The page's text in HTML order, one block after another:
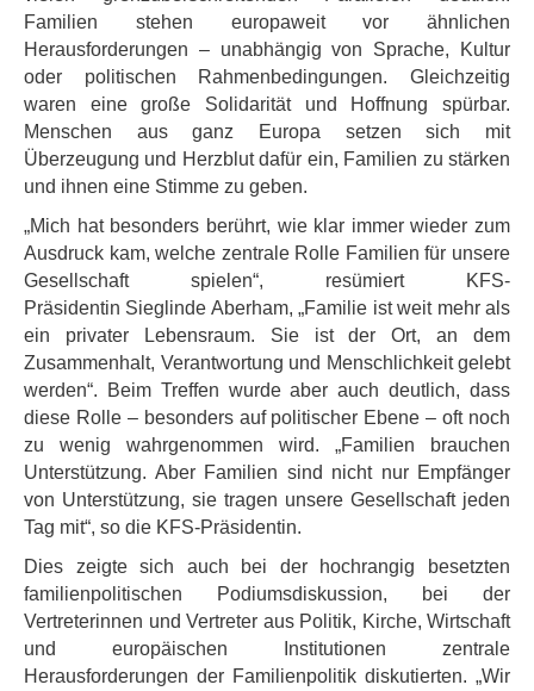
Familien stehen europaweit vor ähnlichen
Herausforderungen – unabhängig von Sprache, Kultur
oder politischen Rahmenbedingungen. Gleichzeitig
waren eine große Solidarität und Hoffnung spürbar.
Menschen aus ganz Europa setzen sich mit
Überzeugung und Herzblut dafür ein, Familien zu stärken
und ihnen eine Stimme zu geben.
„Mich hat besonders berührt, wie klar immer wieder zum
Ausdruck kam, welche zentrale Rolle Familien für unsere
Gesellschaft spielen“, resümiert KFS-
Präsidentin Sieglinde Aberham, „Familie ist weit mehr als
ein privater Lebensraum. Sie ist der Ort, an dem
Zusammenhalt, Verantwortung und Menschlichkeit gelebt
werden“. Beim Treffen wurde aber auch deutlich, dass
diese Rolle – besonders auf politischer Ebene – oft noch
zu wenig wahrgenommen wird. „Familien brauchen
Unterstützung. Aber Familien sind nicht nur Empfänger
von Unterstützung, sie tragen unsere Gesellschaft jeden
Tag mit“, so die KFS-Präsidentin.
Dies zeigte sich auch bei der hochrangig besetzten
familienpolitischen Podiumsdiskussion, bei der
Vertreterinnen und Vertreter aus Politik, Kirche, Wirtschaft
und europäischen Institutionen zentrale
Herausforderungen der Familienpolitik diskutierten. „Wir